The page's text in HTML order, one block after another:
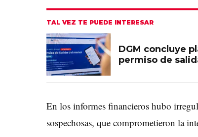
TAL VEZ TE PUEDE INTERESAR
DGM concluye
permiso de
En los informes financieros hubo
sospechosas, que comprometieron la